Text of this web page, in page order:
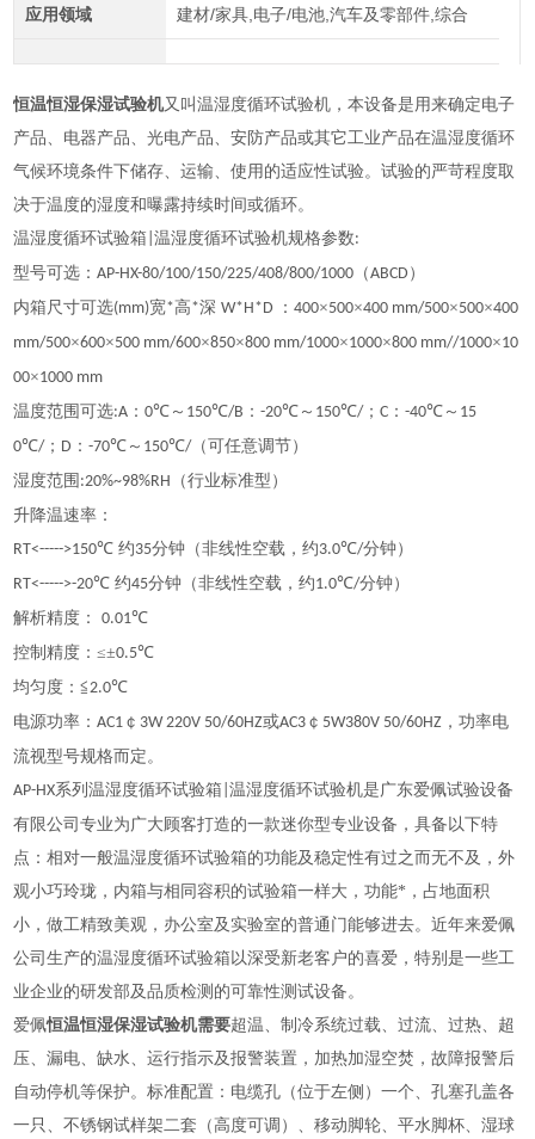
应用领域 建材/家具,电子/电池,汽车及零部件,综合
恒温恒湿保湿试验机又叫温湿度循环试验机，本设备是用来确定电子
产品、电器产品、光电产品、安防产品或其它工业产品在温湿度循环
气候环境条件下储存、运输、使用的适应性试验。试验的严苛程度取
决于温度的湿度和曝露持续时间或循环。
温湿度循环试验箱 |温湿度循环试验机规格参数:
型号可选：AP-HX-80/100/150/225/408/800/1000 （ABCD ）
内箱尺寸可选(mm)宽*高*深W*H*D ：400×500×400 mm/500×500×400
mm/500×600×500 mm/600×850×800 mm/1000×1000×800 mm//1000×10
00×1000 mm
温度范围可选:A ：0℃～ 150℃/B ：-20℃～ 150℃/；C ：-40℃～ 15
0℃/； D ：-70℃～ 150℃/（可任意调节）
湿度范围 :20%~98%RH （行业标准型）
升降温速率：
RT<----->150℃ 约35分钟（非线性空载，约3.0℃/分钟）
RT<----->-20℃ 约45分钟（非线性空载，约1.0℃/分钟）
解析精度：
0.01℃
控制精度：≤±0.5℃
均匀度：≦2.0℃
电源功率：AC1 ￠ 3W 220V 50/60HZ或AC3 ￠ 5W380V 50/60HZ ，功率电
流视型号规格而定。
AP-HX系列温湿度循环试验箱 |温湿度循环试验机是广东爱佩试验设备
有限公司专业为广大顾客打造的一款迷你型专业设备，具备以下特
点：相对一般温湿度循环试验箱的功能及稳定性有过之而无不及，外
观小巧玲珑，内箱与相同容积的试验箱一样大，功能*，占地面积
小，做工精致美观，办公室及实验室的普通门能够进去。近年来爱佩
公司生产的温湿度循环试验箱以深受新老客户的喜爱，特别是一些工
业企业的研发部及品质检测的可靠性测试设备。
爱佩恒温恒湿保湿试验机需要超温、制冷系统过载、过流、过热、超
压、漏电、缺水、运行指示及报警装置，加热加湿空焚，故障报警后
自动停机等保护。标准配置：电缆孔（位于左侧）一个、孔塞孔盖各
一只、不锈钢试样架二套（高度可调）、移动脚轮、平水脚杯、湿球